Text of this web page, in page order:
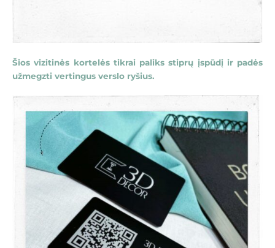
Šios vizitinės kortelės tikrai paliks stiprų įspūdį ir padės
užmegzti vertingus verslo ryšius.